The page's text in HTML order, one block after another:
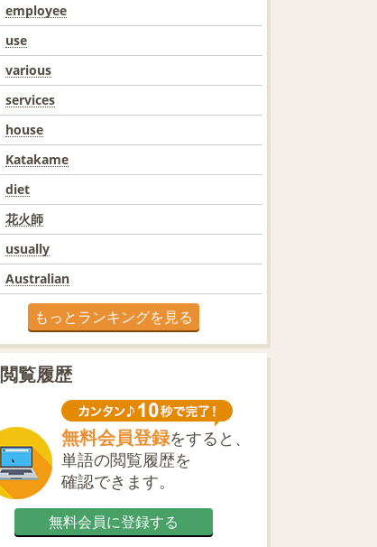
employee
use
various
services
house
Katakame
diet
花火師
usually
Australian
もっとランキングを見る
閲覧履歴
無料会員登録をすると、
単語の閲覧履歴を
確認できます。
無料会員に登録する